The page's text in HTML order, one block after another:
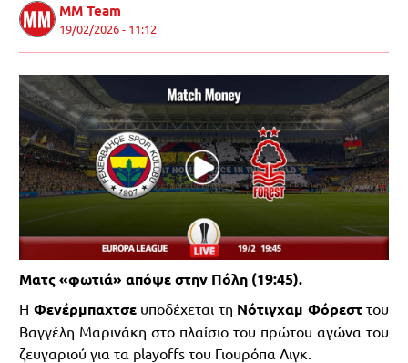
MM Team
19/02/2026 - 11:12
Ματς «φωτιά» απόψε στην Πόλη (19:45).
Η Φενέρμπαχτσευποδέχεται τη Νότιγχαμ Φόρεστ του
Βαγγέλη Μαρινάκη στο πλαίσιο του πρώτου αγώνα του
ζευγαριού για τα playoffs του Γιουρόπα Λιγκ.